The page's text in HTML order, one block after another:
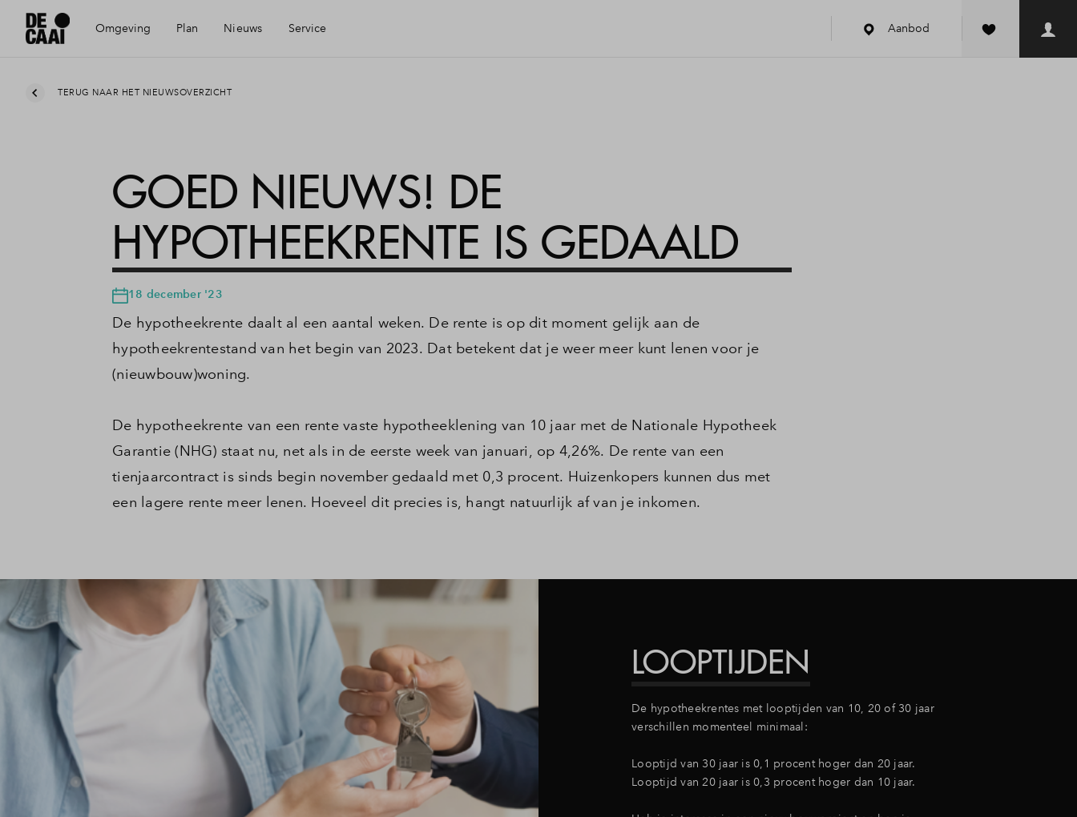
Omgeving
Bereikbaarheid
Geschiedenis
Plan
Visie
De Caai in beeld
Partners
Architecten
Planning
Nieuws Service
Financiering
Toewijzing
Woning kopen
Veelgestelde vragen
Deelauto's op De Caai
Contact
Aanbod
TERUG NAAR HET NIEUWSOVERZICHT
GOED NIEUWS! DE
HYPOTHEEKRENTE IS GEDAALD
18 december '23
De hypotheekrente daalt al een aantal weken. De rente is op dit moment gelijk aan de
hypotheekrentestand van het begin van 2023. Dat betekent dat je weer meer kunt lenen voor je
(nieuwbouw)woning.
De hypotheekrente van een rente vaste hypotheeklening van 10 jaar met de Nationale Hypotheek
Garantie (NHG) staat nu, net als in de eerste week van januari, op 4,26%. De rente van een
tienjaarcontract is sinds begin november gedaald met 0,3 procent. Huizenkopers kunnen dus met
een lagere rente meer lenen. Hoeveel dit precies is, hangt natuurlijk af van je inkomen.
LOOPTIJDEN
De hypotheekrentes met looptijden van 10, 20 of 30 jaar
verschillen momenteel minimaal:
Looptijd van 30 jaar is 0,1 procent hoger dan 20 jaar.
Looptijd van 20 jaar is 0,3 procent hoger dan 10 jaar.